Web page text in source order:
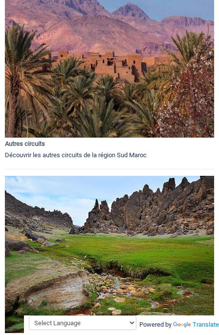
Autres circuits
Découvrir les autres circuits de la région Sud Maroc
Powered by Translate